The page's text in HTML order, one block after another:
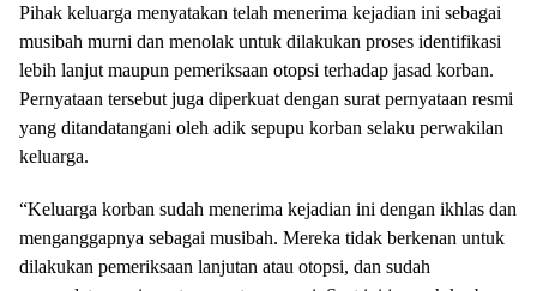
Pihak keluarga menyatakan telah menerima kejadian ini sebagai
musibah murni dan menolak untuk dilakukan proses identifikasi
lebih lanjut maupun pemeriksaan otopsi terhadap jasad korban.
Pernyataan tersebut juga diperkuat dengan surat pernyataan resmi
yang ditandatangani oleh adik sepupu korban selaku perwakilan
keluarga.
“Keluarga korban sudah menerima kejadian ini dengan ikhlas dan
menganggapnya sebagai musibah. Mereka tidak berkenan untuk
dilakukan pemeriksaan lanjutan atau otopsi, dan sudah